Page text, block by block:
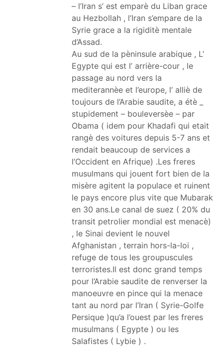
– l’Iran s’ est emparè du Liban grace
au Hezbollah , l’Iran s’empare de la
Syrie grace a la rigiditè mentale
d’Assad.
Au sud de la pèninsule arabique , L’
Egypte qui est l’ arrière-cour , le
passage au nord vers la
mediterannèe et l’europe, l’ alliè de
toujours de l’Arabie saudite, a étè _
stupidement – bouleversèe – par
Obama ( idem pour Khadafi qui etait
rangè des voitures depuis 5-7 ans et
rendait beaucoup de services a
l’Occident en Afrique) .Les freres
musulmans qui jouent fort bien de la
misère agitent la populace et ruinent
le pays encore plus vite que Mubarak
en 30 ans.Le canal de suez ( 20% du
transit petrolier mondial est menacè)
, le Sinai devient le nouvel
Afghanistan , terrain hors-la-loi ,
refuge de tous les groupuscules
terroristes.Il est donc grand temps
pour l’Arabie saudite de renverser la
manoeuvre en pince qui la menace
tant au nord par l’Iran ( Syrie-Golfe
Persique )qu’a l’ouest par les freres
musulmans ( Egypte ) ou les
Salafistes ( Lybie ) .